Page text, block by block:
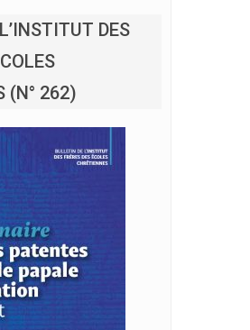
DES
(N° 262)